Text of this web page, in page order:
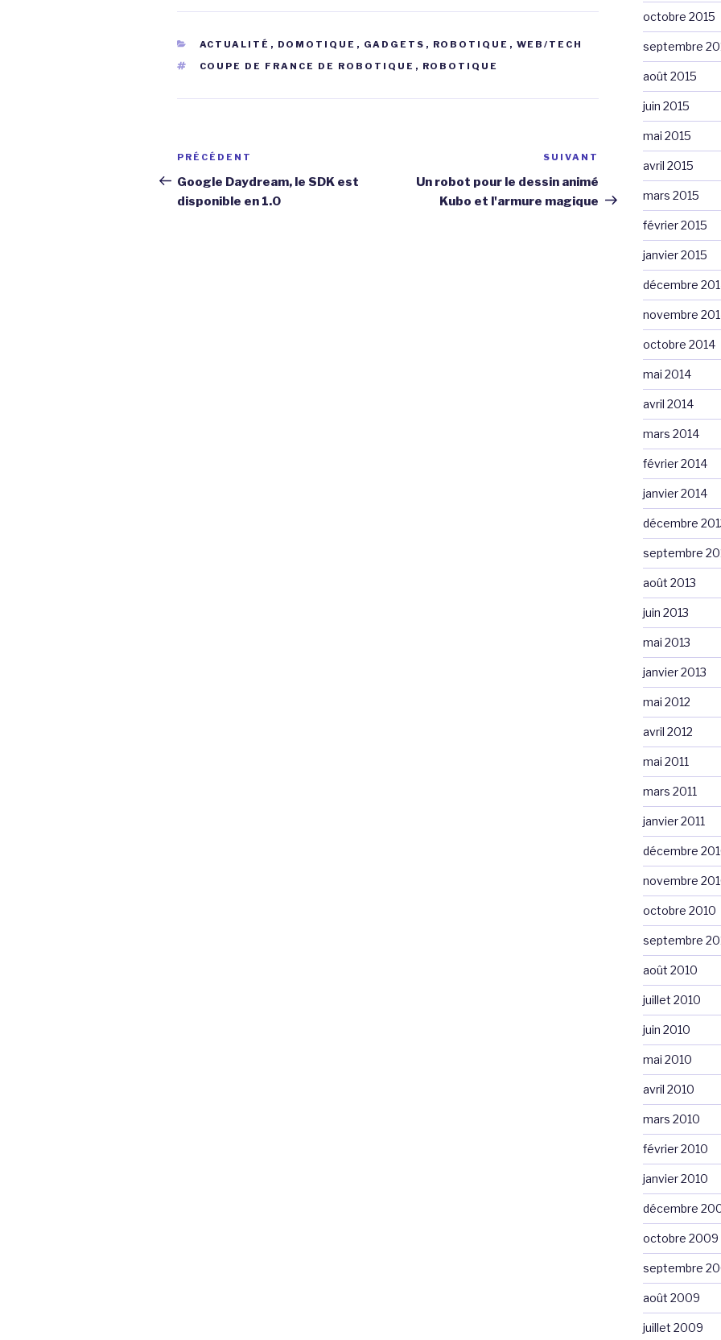
CATÉGORIES
ACTUALITÉ , DOMOTIQUE , GADGETS , ROBOTIQUE , WEB/TECH
ÉTIQUETTES
COUPE DE FRANCE DE ROBOTIQUE , ROBOTIQUE
Navigation
de
l’article
Article
précédent
PRÉCÉDENT
Google Daydream, le SDK est
disponible en 1.0
suivant
SUIVANT
Un robot pour le dessin animé
Kubo et l'armure magique
octobre 2015
septembre
août 2015
juin 2015
mai 2015
avril 2015
mars 2015
février 2015
janvier 2015
décembre
novembre
octobre 2014
mai 2014
avril 2014
mars 2014
février 2014
janvier 2014
décembre
septembre
août 2013
juin 2013
mai 2013
janvier 2013
mai 2012
avril 2012
mai 2011
mars 2011
janvier 2011
décembre
novembre
octobre 2010
septembre
août 2010
juillet 2010
juin 2010
mai 2010
avril 2010
mars 2010
février 2010
janvier 2010
décembre
octobre 2009
septembre
août 2009
juillet 2009